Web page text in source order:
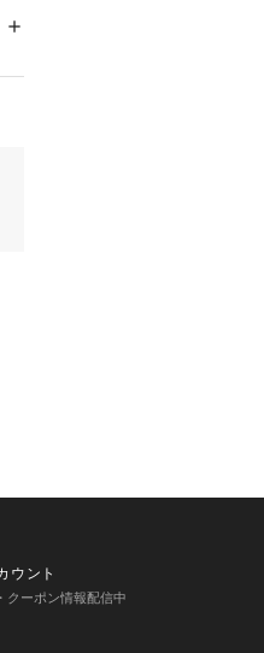
ウント
クーポン情報配信中